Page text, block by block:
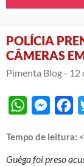
POLÍCIA
CÂMERAS
Pimenta Blog - 12
WhatsApp
Tempo de leitura:
Guêga foi preso